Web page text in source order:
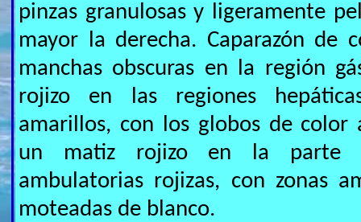
pinzas granulosas y ligeramente
mayor la derecha. Caparazón de
manchas obscuras en la región
rojizo en las regiones
amarillos, con los globos de color
un matiz rojizo en la parte
ambulatorias rojizas, con zonas
moteadas de blanco.